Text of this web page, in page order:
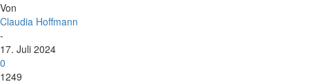
Von
Claudia Hoffmann
-
17. Juli 2024
0
1249